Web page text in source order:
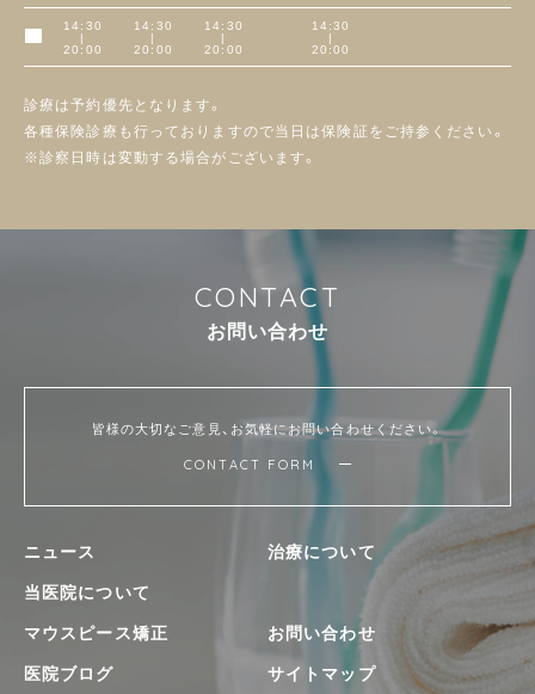
14:30
|
20:00
14:30
|
20:00
14:30
|
20:00
14:30
|
20:00
診療は予約優先となります。
各種保険診療も行っておりますので当日は保険証をご持参ください。
※診察日時は変動する場合がございます。
CONTACT
お問い合わせ
皆様の大切なご意見、お気軽にお問い合わせください。
CONTACT FORM
ニュース
当医院について
治療について
マウスピース矯正
医院ブログ
お問い合わせ
サイトマップ